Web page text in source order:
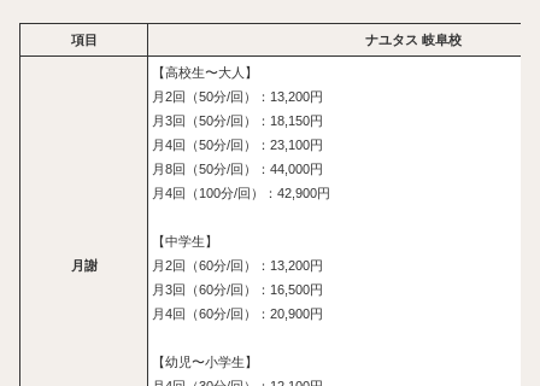
項目 ナユタス 岐阜校
月謝
【高校生〜大人】
月2回（50分/回）：13,200円
月3回（50分/回）：18,150円
月4回（50分/回）：23,100円
月8回（50分/回）：44,000円
月4回（100分/回）：42,900円
【中学生】
月2回（60分/回）：13,200円
月3回（60分/回）：16,500円
月4回（60分/回）：20,900円
【幼児〜小学生】